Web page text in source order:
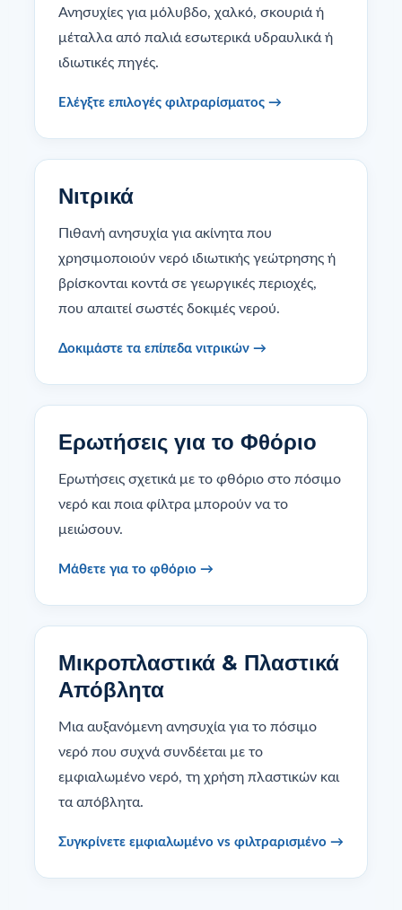
Ανησυχίες για μόλυβδο, χαλκό, σκουριά ή
μέταλλα από παλιά εσωτερικά υδραυλικά ή
ιδιωτικές πηγές.
Ελέγξτε επιλογές φιλτραρίσματος →
Νιτρικά
Πιθανή ανησυχία για ακίνητα που
χρησιμοποιούν νερό ιδιωτικής γεώτρησης ή
βρίσκονται κοντά σε γεωργικές περιοχές,
που απαιτεί σωστές δοκιμές νερού.
Δοκιμάστε τα επίπεδα νιτρικών →
Ερωτήσεις για το Φθόριο
Ερωτήσεις σχετικά με το φθόριο στο πόσιμο
νερό και ποια φίλτρα μπορούν να το
μειώσουν.
Μάθετε για το φθόριο →
Μικροπλαστικά & Πλαστικά
Απόβλητα
Μια αυξανόμενη ανησυχία για το πόσιμο
νερό που συχνά συνδέεται με το
εμφιαλωμένο νερό, τη χρήση πλαστικών και
τα απόβλητα.
Συγκρίνετε εμφιαλωμένο vs φιλτραρισμένο →